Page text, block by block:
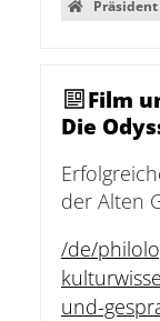
Film
Die
der Alten
/de/
und-